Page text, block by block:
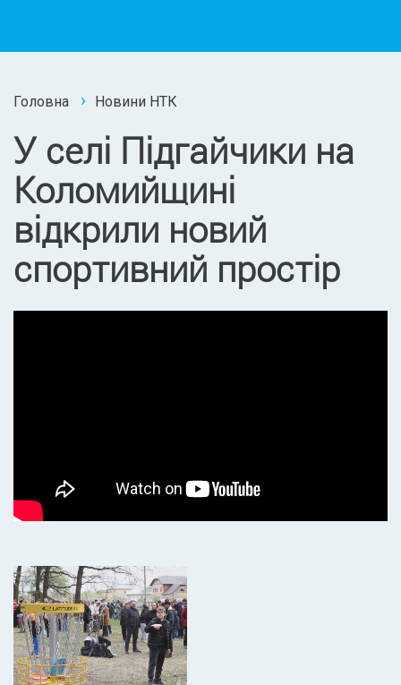
Головна Новини НТК
У селі Підгайчики на
Коломийщині
відкрили новий
спортивний простір